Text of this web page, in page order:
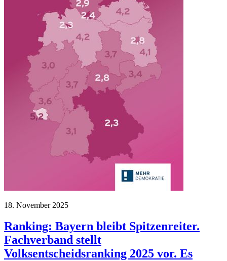
18. November 2025
Ranking: Bayern bleibt Spitzenreiter.
Fachverband stellt
Volksentscheidsranking 2025 vor. Es